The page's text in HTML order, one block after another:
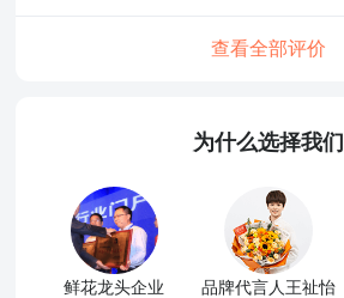
查看全部评价
为什么选择我们
鲜花龙头企业 品牌代言人王祉怡